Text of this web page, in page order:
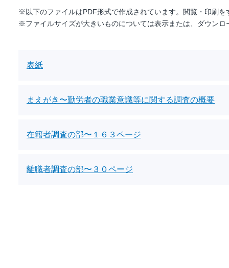
※以下のファイルはPDF形式で作成されています。閲覧・印刷
※ファイルサイズが大きいものについては表示または、ダウン
表紙
まえがき〜勤労者の職業意識等に関する調査の概要
在籍者調査の部〜１６３ページ
離職者調査の部〜３０ページ